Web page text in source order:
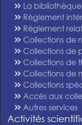
La bibliothèque
Règlement
Règlement
Collections de
Collections de
Collections de
Collections de
Collections
Accès aux
Autres services
Activités